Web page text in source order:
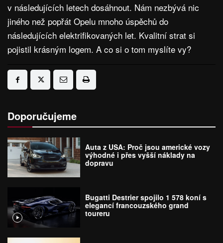
v následujících letech dosáhnout. Nám nezbývá nic
jiného než popřát Opelu mnoho úspěchů do
následujících elektrifikovaných let. Kvalitní strat si
pojistil krásným logem. A co si o tom myslíte vy?
Doporučujeme
Auta z USA: Proč jsou americké vozy
výhodné i přes vyšší náklady na
dopravu
Bugatti Destrier spojilo 1 578 koní s
elegancí francouzského grand
toureru